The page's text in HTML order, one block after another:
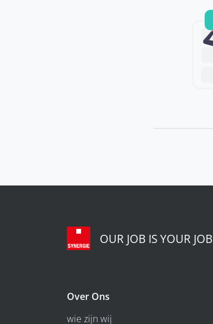
OUR JOB IS YOUR JOB
Over Ons
wie zijn wij